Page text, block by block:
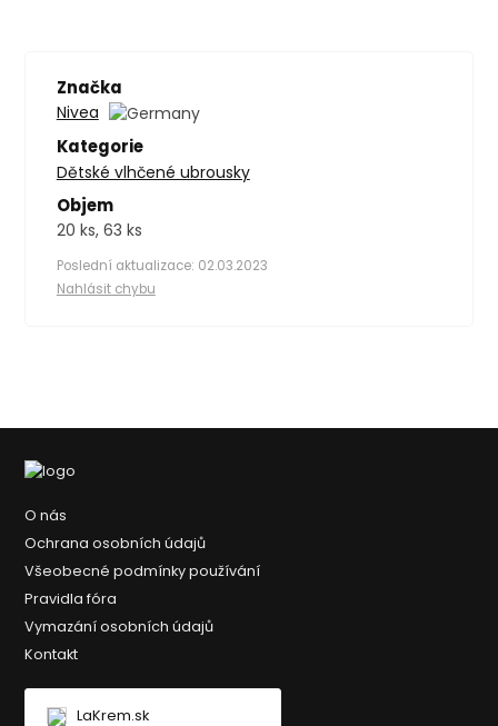
Značka
Nivea
Kategorie
Dětské vlhčené ubrousky
Objem
20 ks, 63 ks
Poslední aktualizace: 02.03.2023
Nahlásit chybu
O nás
Ochrana osobních údajů
Všeobecné podmínky používání
Pravidla fóra
Vymazání osobních údajů
Kontakt
LaKrem.sk